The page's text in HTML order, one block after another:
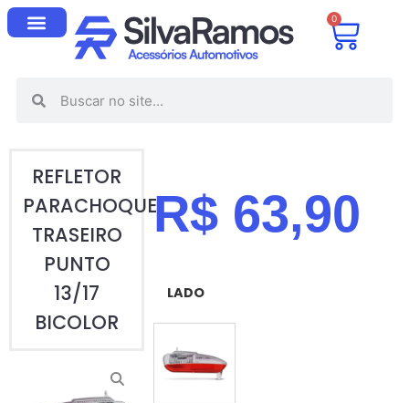
0
REFLETOR
PARACHOQUE
TRASEIRO
PUNTO
13/17
BICOLOR
R$ 63,90
LADO
ESQUERDO (MOTORISTA)